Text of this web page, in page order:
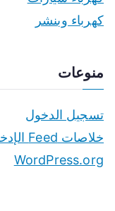
كهرباء وبنشر
منوعات
تسجيل الدخول
خلاصات Feed الإدخالات
WordPress.org